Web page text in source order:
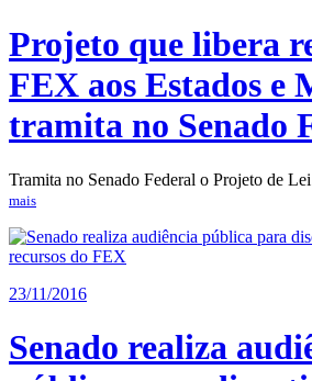
Projeto que libera
FEX aos Estados e
tramita no Senado
Tramita no Senado Federal o Projeto de
mais
23/11/2016
Senado realiza